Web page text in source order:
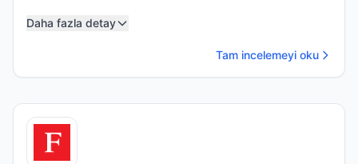
Daha fazla detay
Tam incelemeyi oku